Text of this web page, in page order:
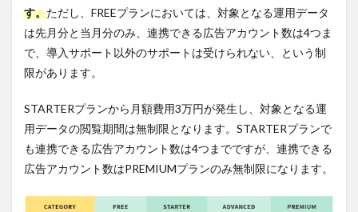
レポ
ート
集計
3.2.1
特に効
揮する
3.3
主な
機能3.
なフ
す。ただし、FREEプランにおいては、対象となる運用データ
は先月分と当月分のみ、連携できる広告アカウント数は4つま
で、導入サポート以外のサポートは受けられない、という制
限があります。
STARTERプランから月額費用3万円が発生し、対象となる運
用データの閲覧期間は無制限となります。STARTERプランで
も連携できる広告アカウント数は4つまでですが、連携できる
広告アカウント数はPREMIUMプランのみ無制限になります。